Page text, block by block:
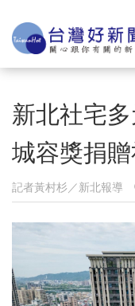
新北社宅
城容獎捐
記者黃村杉／新北報導